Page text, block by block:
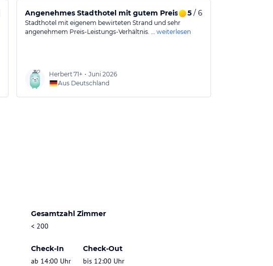
Angenehmes Stadthotel mit gutem Preis-Leistungs-Verhältnis
5/ 6
Stadthotel mit eigenem bewirteten Strand und sehr
angenehmem Preis-Leistungs-Verhältnis. … weiterlesen
Herbert71+ • Juni 2026
Aus Deutschland
Gesamtzahl Zimmer
< 200
Check-In
ab 14:00 Uhr
Check-Out
bis 12:00 Uhr